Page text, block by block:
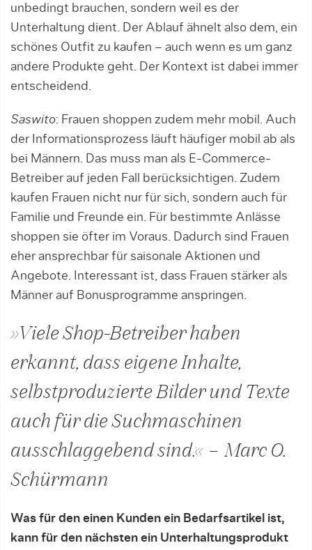
unbedingt brauchen, sondern weil es der
Unterhaltung dient. Der Ablauf ähnelt also dem, ein
schönes Outfit zu kaufen – auch wenn es um ganz
andere Produkte geht. Der Kontext ist dabei immer
entscheidend.
Saswito: Frauen shoppen zudem mehr mobil. Auch
der Informationsprozess läuft häufiger mobil ab als
bei Männern. Das muss man als E-Commerce-
Betreiber auf jeden Fall berücksichtigen. Zudem
kaufen Frauen nicht nur für sich, sondern auch für
Familie und Freunde ein. Für bestimmte Anlässe
shoppen sie öfter im Voraus. Dadurch sind Frauen
eher ansprechbar für saisonale Aktionen und
Angebote. Interessant ist, dass Frauen stärker als
Männer auf Bonusprogramme anspringen.
»Viele Shop-Betreiber haben
erkannt, dass eigene Inhalte,
selbstproduzierte Bilder und Texte
auch für die Suchmaschinen
ausschlaggebend sind.« – Marc O.
Schürmann
Was für den einen Kunden ein Bedarfsartikel ist,
kann für den nächsten ein Unterhaltungsprodukt